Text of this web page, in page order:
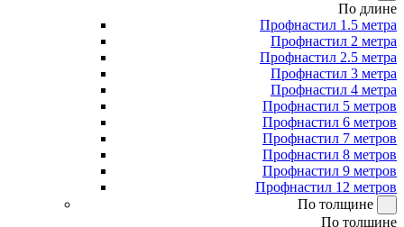
По длине
Профнастил 1.5 метра
Профнастил 2 метра
Профнастил 2.5 метра
Профнастил 3 метра
Профнастил 4 метра
Профнастил 5 метров
Профнастил 6 метров
Профнастил 7 метров
Профнастил 8 метров
Профнастил 9 метров
Профнастил 12 метров
По толщине
По толщине